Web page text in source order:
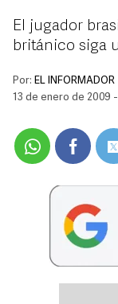
El jugador
británico siga
Por: EL INFORMADOR
13 de enero de 2009 -